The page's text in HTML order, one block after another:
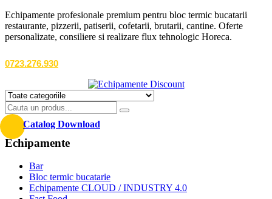
Echipamente profesionale premium pentru bloc termic bucatarii
restaurante, pizzerii, patiserii, cofetarii, brutarii, cantine. Oferte
personalizate, consiliere si realizare flux tehnologic Horeca.
0723.276.930
Catalog Download
Echipamente
Bar
Bloc termic bucatarie
Echipamente CLOUD / INDUSTRY 4.0